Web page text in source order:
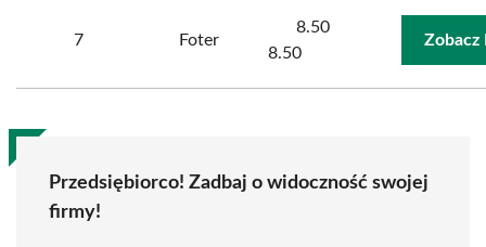
7 Foter
8.50
8.50
Zobacz
Przedsiębiorco! Zadbaj o widoczność swojej
firmy!